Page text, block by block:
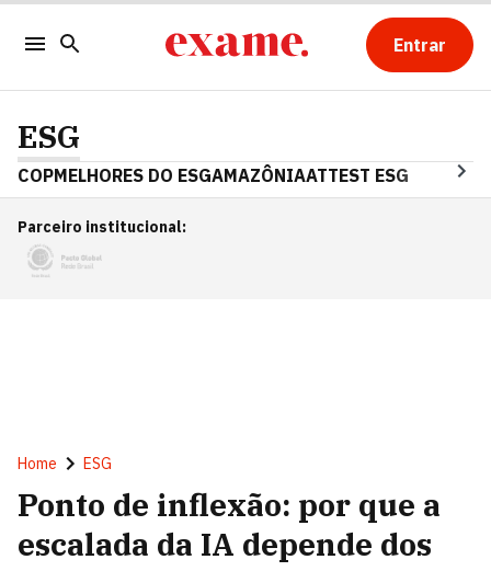
Entrar
ESG
COPMELHORES DO ESGAMAZÔNIAATTEST ESG
Parceiro institucional:
Home ESG
Ponto de inflexão: por que a
escalada da IA depende dos